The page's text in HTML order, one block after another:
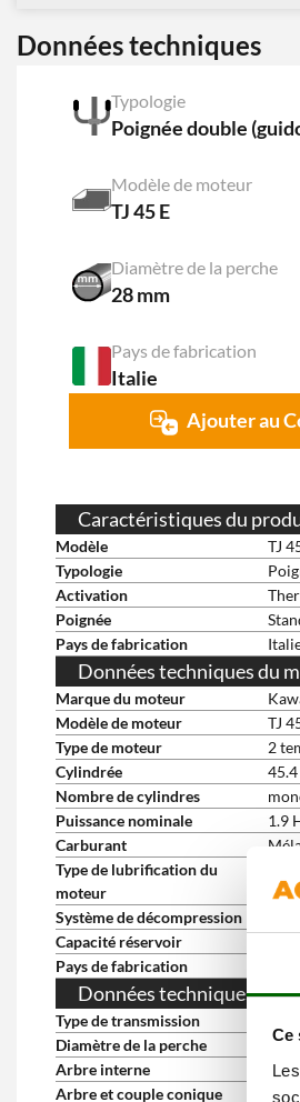
Ce
Données techniques
Typologie
Poignée double
Modèle de moteur
TJ 45 E
Diamètre de la perche
28 mm
Pays de fabrication
Italie
Ajouter au
Caractéristiques du
Modèle
TJ
Typologie
Activation
Poignée
Pays de fabrication
Données techniques du
Marque du moteur
Modèle de moteur
TJ
Type de moteur
2
Cylindrée
45.4
Nombre de cylindres
Puissance nominale
1.9
Carburant
Type de lubrification du
moteur
Système de décompression
Capacité réservoir
Pays de fabrication
Données techniques de
Type de transmission
Diamètre de la perche
28
Arbre interne
Arbre et couple conique